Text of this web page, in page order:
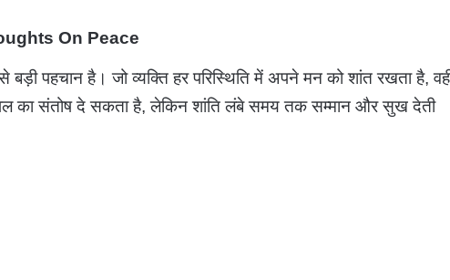
On Peace
बड़ी पहचान है। जो व्यक्ति हर परिस्थिति में अपने मन को शांत रखता है,
का संतोष दे सकता है, लेकिन शांति लंबे समय तक सम्मान और सुख देती